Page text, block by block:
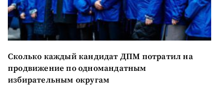
Сколько каждый кандидат ДПМ потратил на
продвижение по одномандатным
избирательным округам